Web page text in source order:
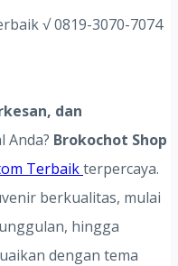
√ 0819-3070-7074
dan
Anda? Brokochot Shop
Terbaikterpercaya.
berkualitas, mulai
hingga
dengan tema